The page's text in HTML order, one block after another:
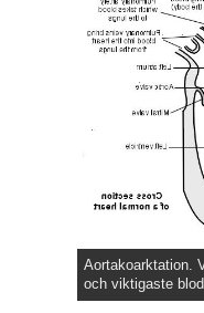
Aortakoarktation.
och viktigaste